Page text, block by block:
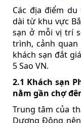
Các địa điểm
dài từ khu vực
sạn ở mỗi vị trí
trình, cảnh
khách sạn đắt
5 Sao VN.
2.1 Khách sạn
nằm gần chợ
Trung tâm của
Dương Đông